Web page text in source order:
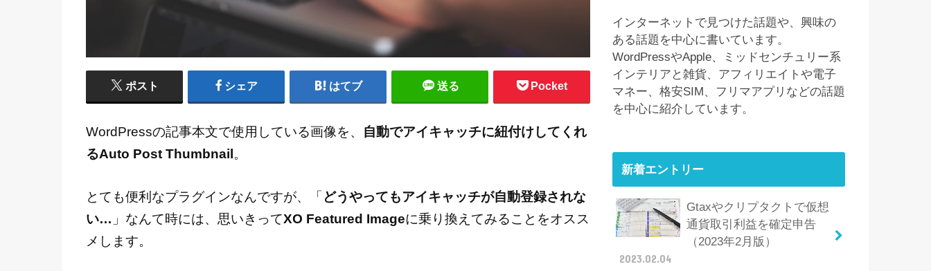
ポスト シェア はてブ 送る Pocket
WordPressの記事本文で使用している画像を、 自動でアイキャッチに紐付けしてくれ
るAuto Post Thumbnail 。
とても便利なプラグインなんですが、「 どうやってもアイキャッチが自動登録されな
い… 」なんて時には、思いきってXO Featured Imageに乗り換えてみることをオスス
メします。
インターネットで見つけた話題や、興味の
ある話題を中心に書いています。
WordPressやApple、ミッドセンチュリー系
インテリアと雑貨、アフィリエイトや電子
マネー、格安SIM、フリマアプリなどの話題
を中心に紹介しています。
新着エントリー
Gtaxやクリプタクトで仮想
通貨取引利益を確定申告
（2023年2月版）
2023.02.04